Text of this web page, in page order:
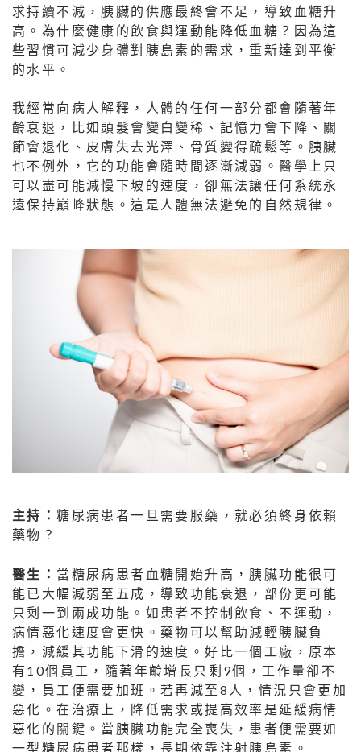
求持續不減，胰臟的供應最終會不足，導致血糖升
高。為什麼健康的飲食與運動能降低血糖？因為這
些習慣可減少身體對胰島素的需求，重新達到平衡
的水平。
我經常向病人解釋，人體的任何一部分都會隨著年
齡衰退，比如頭髮會變白變稀、記憶力會下降、關
節會退化、皮膚失去光澤、骨質變得疏鬆等。胰臟
也不例外，它的功能會隨時間逐漸減弱。醫學上只
可以盡可能減慢下坡的速度，卻無法讓任何系統永
遠保持巔峰狀態。這是人體無法避免的自然規律。
主持：糖尿病患者一旦需要服藥，就必須終身依賴
藥物？
醫生： 當糖尿病患者血糖開始升高，胰臟功能很可
能已大幅減弱至五成，導致功能衰退，部份更可能
只剩一到兩成功能。如患者不控制飲食、不運動，
病情惡化速度會更快。藥物可以幫助減輕胰臟負
擔，減緩其功能下滑的速度。好比一個工廠，原本
有10個員工，隨著年齡增長只剩9個，工作量卻不
變，員工便需要加班。若再減至8人，情況只會更加
惡化。在治療上，降低需求或提高效率是延緩病情
惡化的關鍵。當胰臟功能完全喪失，患者便需要如
一型糖尿病患者那樣，長期依靠注射胰島素。